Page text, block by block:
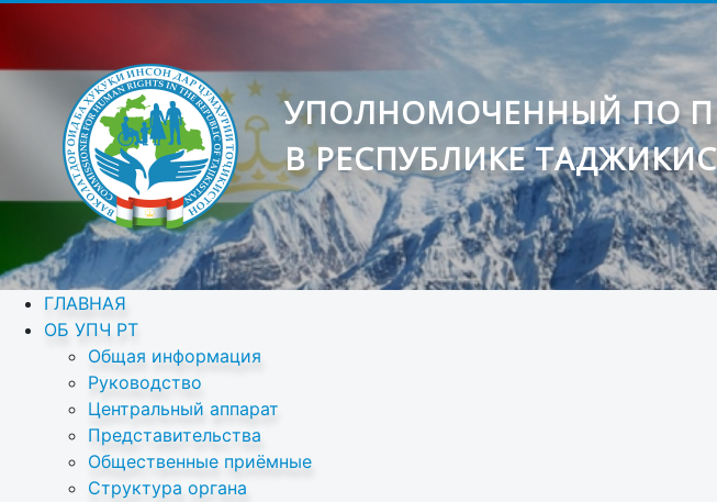
УПОЛНОМОЧЕННЫЙ ПО
В РЕСПУБЛИКЕ
ГЛАВНАЯ
ОБ УПЧ РТ
Общая информация
Руководство
Центральный аппарат
Представительства
Общественные приёмные
Структура органа